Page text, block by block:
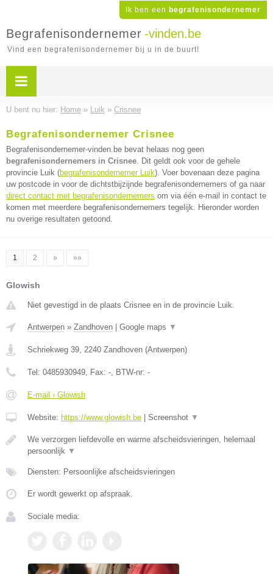
Ik ben een begrafenisondernemer
Begrafenisondernemer -vinden.be
Vind een begrafenisondernemer bij u in de buurt!
U bent nu hier: Home » Luik » Crisnee
Begrafenisondernemer Crisnee
Begrafenisondernemer-vinden.be bevat helaas nog geen
begrafenisondernemers in Crisnee. Dit geldt ook voor de gehele
provincie Luik (begrafenisondernemer Luik). Voer bovenaan deze pagina
uw postcode in voor de dichtstbijzijnde begrafenisondernemers of ga naar
direct contact met begrafenisondernemers om via één e-mail in contact te
komen met meerdere begrafenisondernemers tegelijk. Hieronder worden
nu overige resultaten getoond.
1 2 » »»
Glowish
Niet gevestigd in de plaats Crisnee en in de provincie Luik.
Antwerpen » Zandhoven Google maps ▼
Schriekweg 39, 2240 Zandhoven (Antwerpen)
Tel: 0485930949, Fax: -, BTW-nr: -
E-mail › Glowish
Website: https://www.glowish.be Screenshot ▼
We verzorgen liefdevolle en warme afscheidsvieringen, helemaal
persoonlijk ▼
Diensten: Persoonlijke afscheidsvieringen
Er wordt gewerkt op afspraak.
Sociale media: